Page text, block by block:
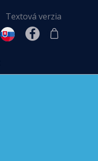
Textová verzia